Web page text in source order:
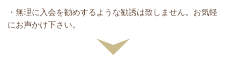
・無理に入会を勧めするような勧誘は致しません。お気軽
にお声かけ下さい。